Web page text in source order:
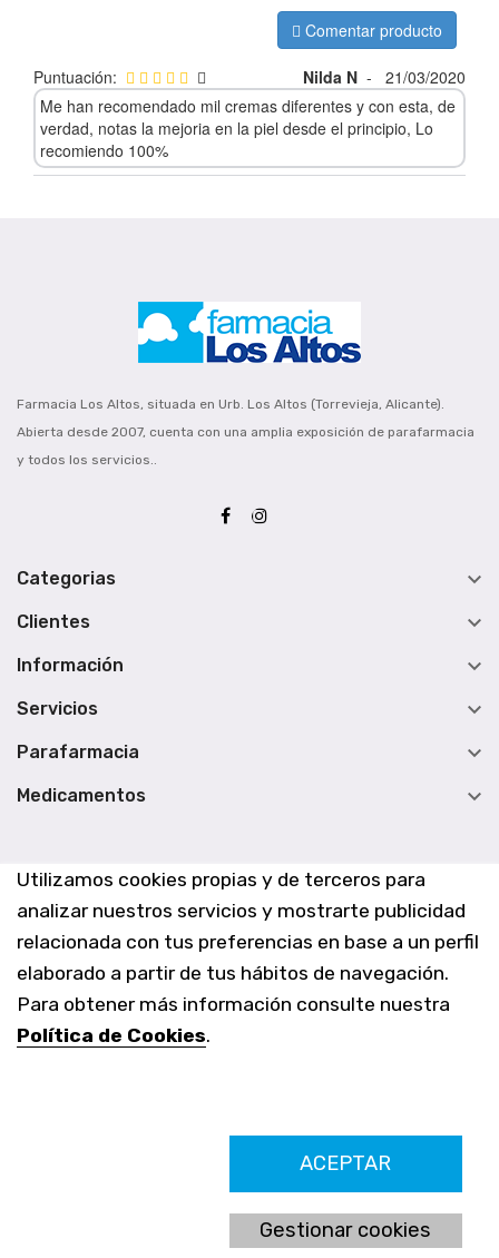
Utilizamos cookies propias y de terceros para
analizar nuestros servicios y mostrarte publicidad
relacionada con tus preferencias en base a un perfil
elaborado a partir de tus hábitos de navegación.
Para obtener más información consulte nuestra
Política de Cookies.
ACEPTAR
Gestionar cookies
Comentar producto
Puntuación: Nilda N -
21/03/2020
Me han recomendado mil cremas diferentes y con esta, de
verdad, notas la mejoria en la piel desde el principio, Lo
recomiendo 100%
Farmacia Los Altos, situada en Urb. Los Altos (Torrevieja, Alicante).
Abierta desde 2007, cuenta con una amplia exposición de parafarmacia
y todos los servicios..
Categorias 
Clientes 
Información 
Servicios 
Parafarmacia 
Medicamentos 
Farmacia Los Altos nº756
Ldo. Alfredo Aparicio Grau 22555408K
N. Col. Colegio Oficial de Farmacéuticos de Alicante 4327
Nº de autorización A-790-F
C/ Moncayo, 97 (Vistalmar) Urb. Los Altos
03185 Torrevieja, Alicante (España)